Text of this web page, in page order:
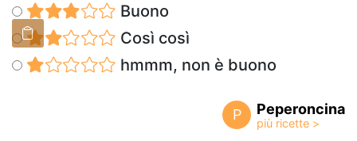
Buono
Così così
hmmm, non è buono
P Peperoncina